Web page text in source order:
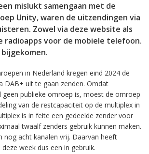
mislukt samengaan met de
Unity, waren de uitzendingen via
Zowel via deze website als
radioapps voor de mobiele telefoon.
bijgekomen.
in Nederland kregen eind 2024 de
DAB+ uit te gaan zenden. Omdat
geen publieke omroep is, moest de omroep
van de restcapaciteit op de multiplex in
is in feite een gedeelde zender voor
twaalf zenders gebruik kunnen maken.
nog acht kanalen vrij. Daarvan heeft
week dus een in gebruik.